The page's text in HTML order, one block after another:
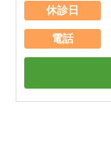
休診日
電話